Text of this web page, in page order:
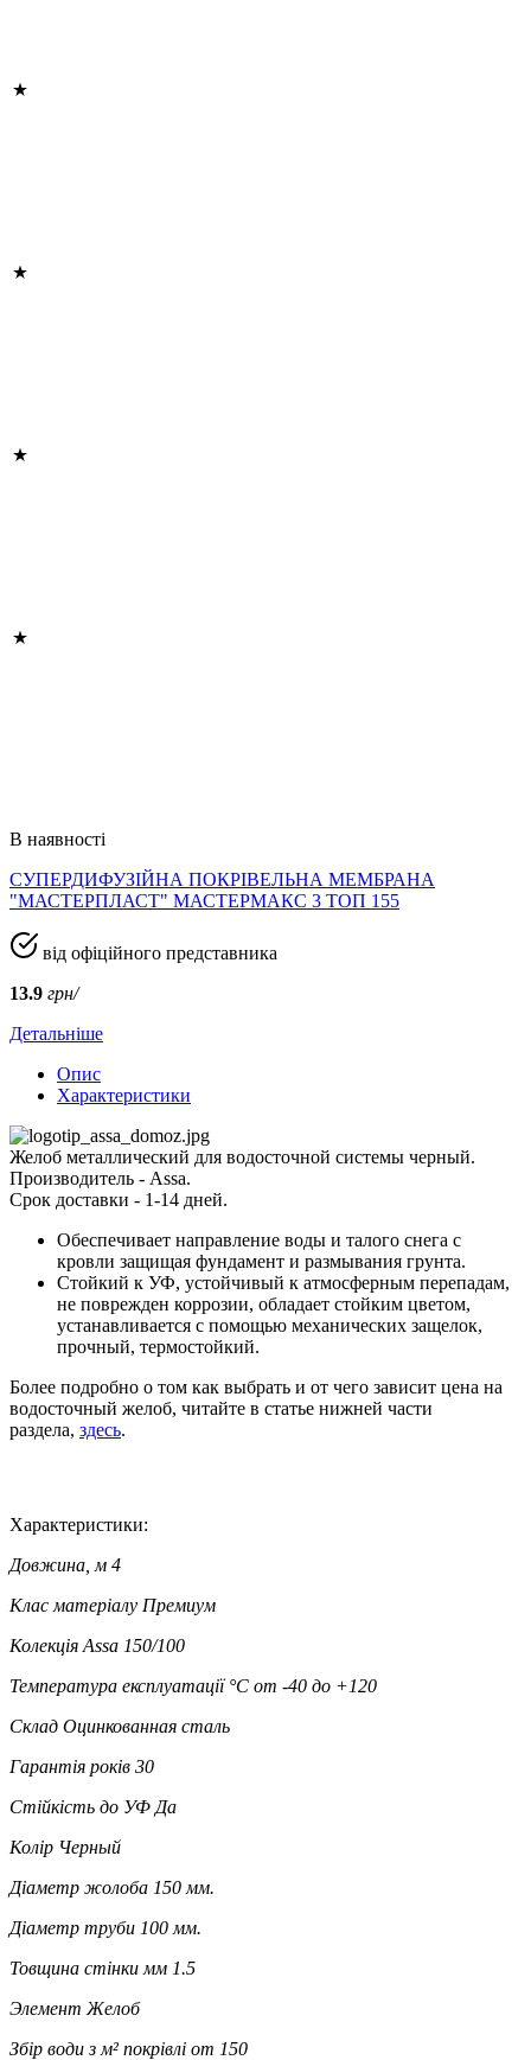
В наявності
СУПЕРДИФУЗІЙНА ПОКРІВЕЛЬНА МЕМБРАНА
"МАСТЕРПЛАСТ" МАСТЕРМАКС 3 ТОП 155
від офіційного представника
13.9 грн/
Детальніше
Опис
Характеристики
Желоб металлический для водосточной системы черный.
Производитель - Assa.
Срок доставки - 1-14 дней.
Обеспечивает направление воды и талого снега с
кровли защищая фундамент и размывания грунта.
Стойкий к УФ, устойчивый к атмосферным перепадам,
не поврежден коррозии, обладает стойким цветом,
устанавливается с помощью механических защелок,
прочный, термостойкий.
Более подробно о том как выбрать и от чего зависит цена на
водосточный желоб, читайте в статье нижней части
раздела, здесь.
Характеристики:
Довжина, м 4
Клас матеріалу Премиум
Колекція Assa 150/100
Температура експлуатації °C от -40 до +120
Склад Оцинкованная сталь
Гарантія років 30
Стійкість до УФ Да
Колір Черный
Діаметр жолоба 150 мм.
Діаметр труби 100 мм.
Товщина стінки мм 1.5
Элемент Желоб
Збір води з м² покрівлі от 150